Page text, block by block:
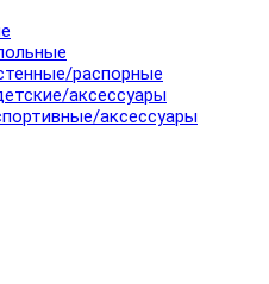
распорные
аксессуары
аксессуары